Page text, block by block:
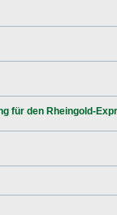
für den Rheingold-